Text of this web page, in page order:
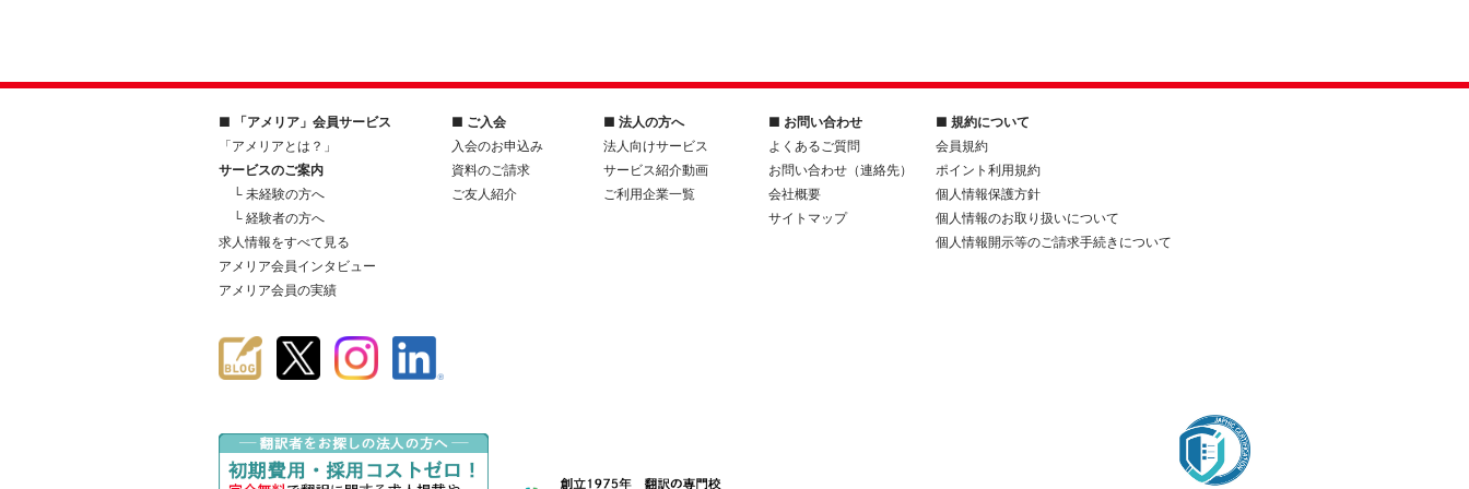
■ 「アメリア」会員サービス
「アメリアとは？」
サービスのご案内
└ 未経験の方へ
└ 経験者の方へ
求人情報をすべて見る
アメリア会員インタビュー
アメリア会員の実績
■ ご入会
入会のお申込み
資料のご請求
ご友人紹介
■ 法人の方へ
法人向けサービス
サービス紹介動画
ご利用企業一覧
■ お問い合わせ
よくあるご質問
お問い合わせ（連絡先）
会社概要
サイトマップ
■ 規約について
会員規約
ポイント利用規約
個人情報保護方針
個人情報のお取り扱いについて
個人情報開示等のご請求手続きについて